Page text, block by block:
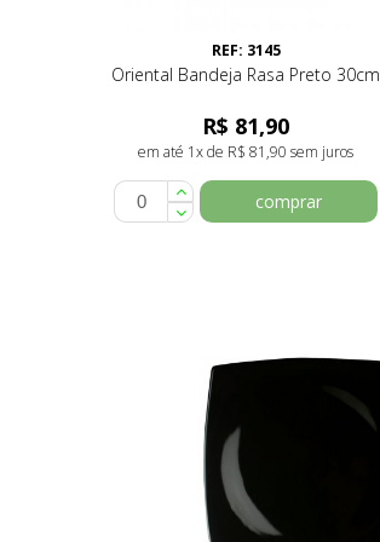
REF: 3145
Oriental Bandeja Rasa Preto 30cm
R$ 81,90
em até 1x de R$ 81,90 sem juros
comprar